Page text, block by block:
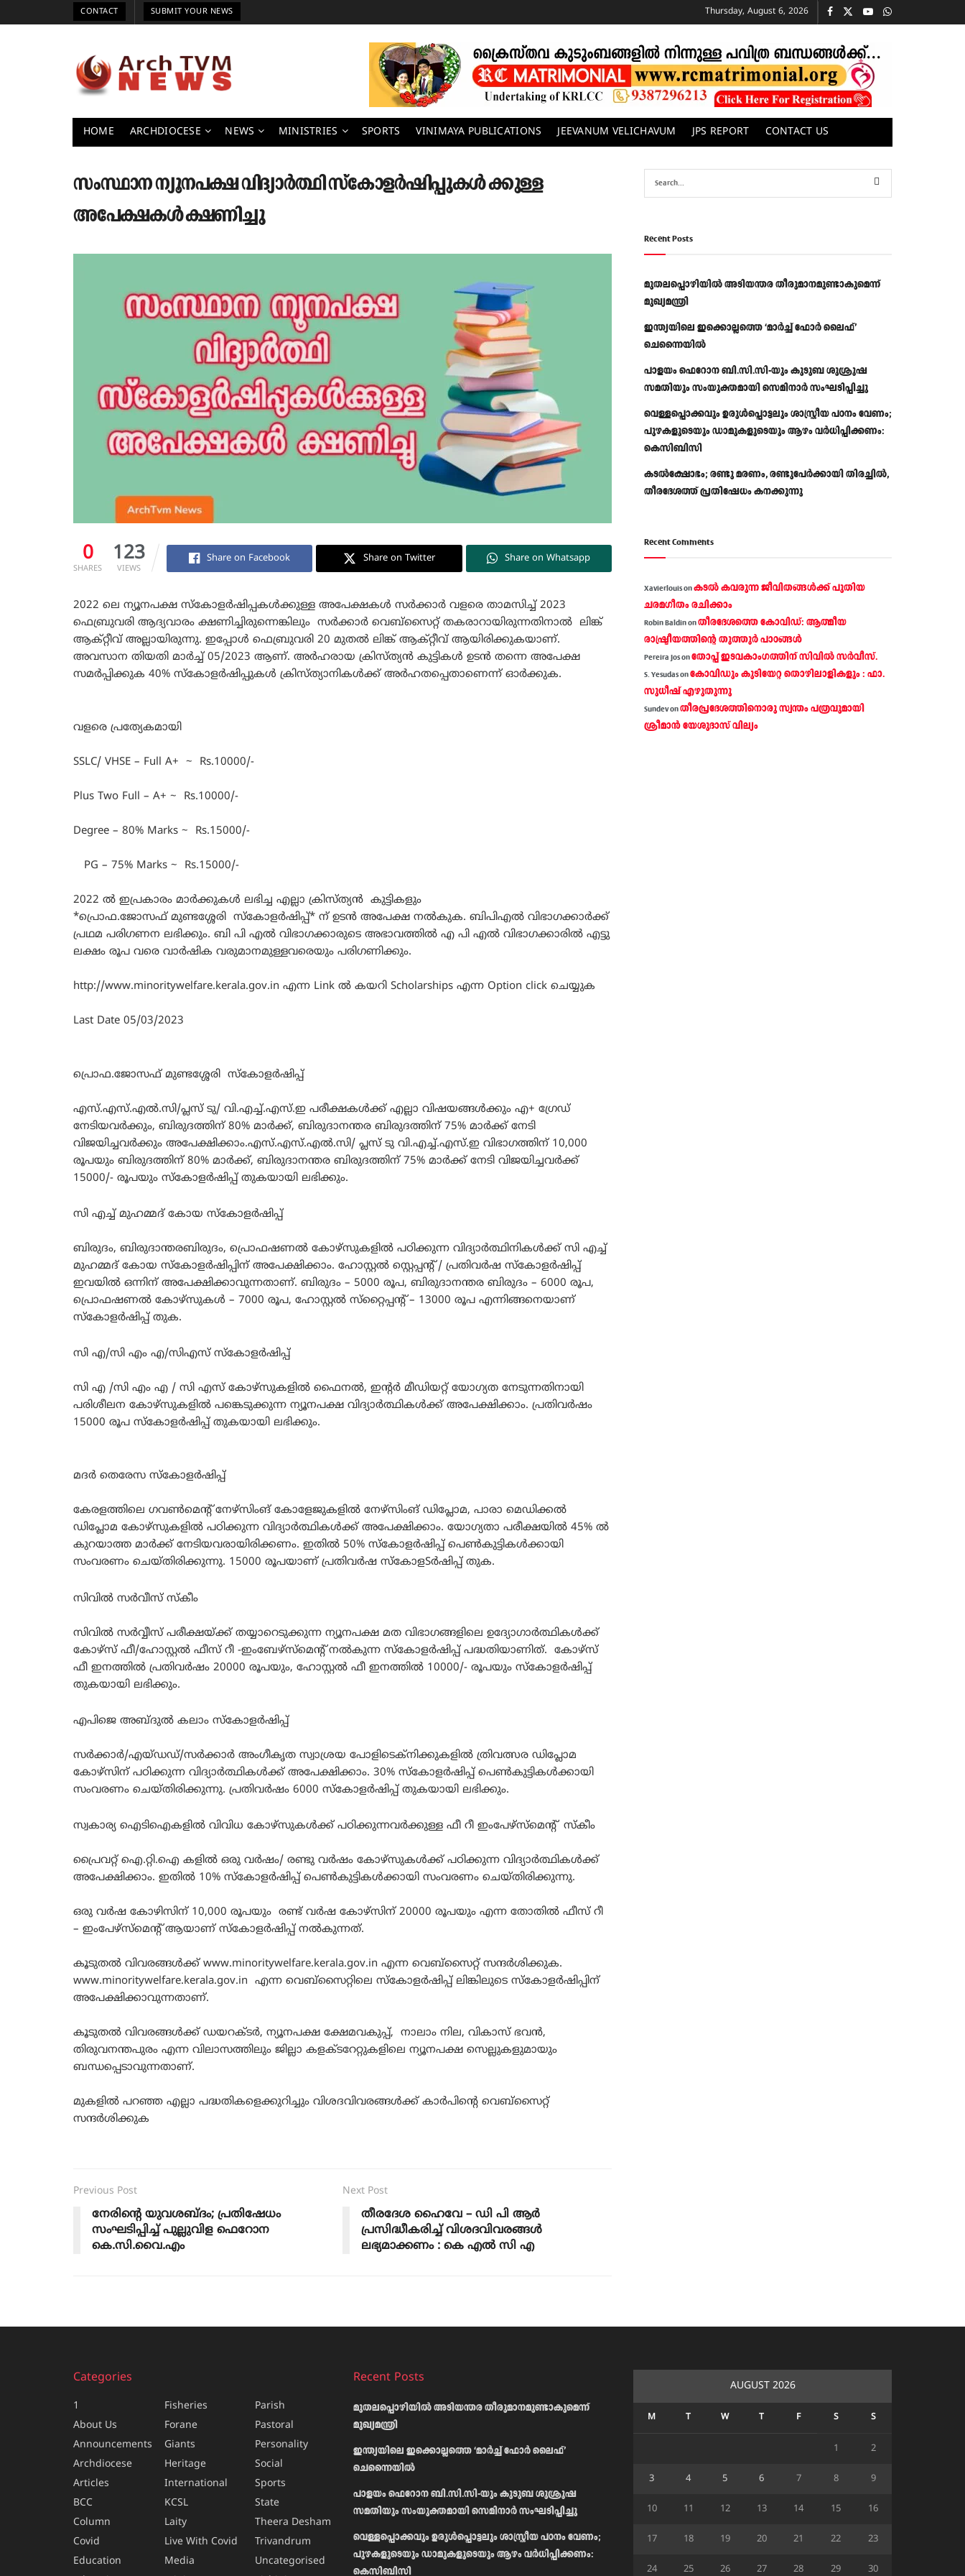
CONTACT SUBMIT YOUR NEWS Thursday, August 6, 2026
HOME ARCHDIOCESE NEWS MINISTRIES SPORTS VINIMAYA PUBLICATIONS JEEVANUM VELICHAVUM JPS REPORT CONTACT US
സംസ്ഥാന ന്യൂനപക്ഷ വിദ്യാർത്ഥി സ്‌കോളർഷിപ്പുകൾ ക്കുള്ള
അപേക്ഷകൾ ക്ഷണിച്ചു
0
SHARES
123
VIEWS
Share on Facebook Share on Twitter Share on Whatsapp
2022 ലെ ന്യൂനപക്ഷ സ്കോളർഷിപ്പകൾക്കുള്ള അപേക്ഷകൾ സർക്കാർ വളരെ താമസിച്ച് 2023
ഫെബ്രുവരി ആദ്യവാരം ക്ഷണിച്ചിരുന്നെങ്കിലും സർക്കാർ വെബ്സൈറ്റ് തകരാറായിരുന്നതിനാൽ ലിങ്ക്
ആക്റ്റീവ് അല്ലായിരുന്നു. ഇപ്പോൾ ഫെബ്രുവരി 20 മുതൽ ലിങ്ക് ആക്റ്റീവ് ആയിരിക്കുകയാണ്.
അവസാന തിയതി മാർച്ച്‌ 05/2023 ആണ്. അർഹരായ ക്രിസ്ത്യൻ കുട്ടികൾ ഉടൻ തന്നെ അപേക്ഷ
സമർപ്പിക്കുക 40% സ്കോളർഷിപ്പുകൾ ക്രിസ്ത്യാനികൾക്ക് അർഹതപ്പെതാണെന്ന് ഓർക്കുക.
വളരെ പ്രത്യേകമായി
SSLC/ VHSE – Full A+ ~ Rs.10000/-
Plus Two Full – A+ ~ Rs.10000/-
Degree – 80% Marks ~ Rs.15000/-
PG – 75% Marks ~ Rs.15000/-
2022 ൽ ഇപ്രകാരം മാർക്കുകൾ ലഭിച്ച എല്ലാ ക്രിസ്ത്യൻ കുട്ടികളും
*പ്രൊഫ.ജോസഫ് മുണ്ടശ്ശേരി സ്‌കോളർഷിപ്പ്* ന് ഉടൻ അപേക്ഷ നൽകുക. ബിപിഎൽ വിഭാഗക്കാർക്ക്
പ്രഥമ പരിഗണന ലഭിക്കും. ബി പി എൽ വിഭാഗക്കാരുടെ അഭാവത്തിൽ എ പി എൽ വിഭാഗക്കാരിൽ എട്ടു
ലക്ഷം രൂപ വരെ വാർഷിക വരുമാനമുള്ളവരെയും പരിഗണിക്കും.
http://www.minoritywelfare.kerala.gov.in എന്ന Link ൽ കയറി Scholarships എന്ന Option click ചെയ്യുക
Last Date 05/03/2023
പ്രൊഫ.ജോസഫ് മുണ്ടശ്ശേരി സ്‌കോളർഷിപ്പ്
എസ്.എസ്.എൽ.സി/പ്ലസ് ടു/ വി.എച്ച്.എസ്.ഇ പരീക്ഷകൾക്ക് എല്ലാ വിഷയങ്ങൾക്കും എ+ ഗ്രേഡ്
നേടിയവർക്കും, ബിരുദത്തിന് 80% മാർക്ക്, ബിരുദാനന്തര ബിരുദത്തിന് 75% മാർക്ക് നേടി
വിജയിച്ചവർക്കും അപേക്ഷിക്കാം.എസ്.എസ്.എൽ.സി/ പ്ലസ് ടു വി.എച്ച്.എസ്.ഇ വിഭാഗത്തിന് 10,000
രൂപയും ബിരുദത്തിന് 80% മാർക്ക്, ബിരുദാനന്തര ബിരുദത്തിന് 75% മാർക്ക് നേടി വിജയിച്ചവർക്ക്
15000/- രൂപയും സ്‌കോളർഷിപ്പ് തുകയായി ലഭിക്കും.
സി എച്ച് മുഹമ്മദ് കോയ സ്‌കോളർഷിപ്പ്
ബിരുദം, ബിരുദാന്തരബിരുദം, പ്രൊഫഷണൽ കോഴ്‌സുകളിൽ പഠിക്കുന്ന വിദ്യാർത്ഥിനികൾക്ക് സി എച്ച്
മുഹമ്മദ് കോയ സ്‌കോളർഷിപ്പിന് അപേക്ഷിക്കാം. ഹോസ്റ്റൽ സ്റ്റെപ്പന്റ് / പ്രതിവർഷ സ്‌കോളർഷിപ്പ്
ഇവയിൽ ഒന്നിന് അപേക്ഷിക്കാവുന്നതാണ്. ബിരുദം – 5000 രൂപ, ബിരുദാനന്തര ബിരുദം – 6000 രൂപ,
പ്രൊഫഷണൽ കോഴ്‌സുകൾ – 7000 രൂപ, ഹോസ്റ്റൽ സ്‌റ്റൈപ്പന്റ് – 13000 രൂപ എന്നിങ്ങനെയാണ്
സ്‌കോളർഷിപ്പ് തുക.
സി എ/സി എം എ/സിഎസ് സ്‌കോളർഷിപ്പ്
സി എ /സി എം എ / സി എസ് കോഴ്‌സുകളിൽ ഫൈനൽ, ഇന്റർ മീഡിയറ്റ് യോഗ്യത നേടുന്നതിനായി
പരിശീലന കോഴ്‌സുകളിൽ പങ്കെടുക്കുന്ന ന്യൂനപക്ഷ വിദ്യാർത്ഥികൾക്ക് അപേക്ഷിക്കാം. പ്രതിവർഷം
15000 രൂപ സ്‌കോളർഷിപ്പ് തുകയായി ലഭിക്കും.
മദർ തെരേസ സ്‌കോളർഷിപ്പ്
കേരളത്തിലെ ഗവൺമെന്റ് നേഴ്‌സിംങ് കോളേജുകളിൽ നേഴ്‌സിംങ് ഡിപ്ലോമ, പാരാ മെഡിക്കൽ
ഡിപ്ലോമ കോഴ്‌സുകളിൽ പഠിക്കുന്ന വിദ്യാർത്ഥികൾക്ക് അപേക്ഷിക്കാം. യോഗ്യതാ പരീക്ഷയിൽ 45% ൽ
കുറയാത്ത മാർക്ക് നേടിയവരായിരിക്കണം. ഇതിൽ 50% സ്‌കോളർഷിപ്പ് പെൺകുട്ടികൾക്കായി
സംവരണം ചെയ്തിരിക്കുന്നു. 15000 രൂപയാണ് പ്രതിവർഷ സ്‌കോളSർഷിപ്പ് തുക.
സിവിൽ സർവീസ് സ്‌കീം
സിവിൽ സർവ്വീസ് പരീക്ഷയ്ക്ക് തയ്യാറെടുക്കുന്ന ന്യൂനപക്ഷ മത വിഭാഗങ്ങളിലെ ഉദ്യോഗാർത്ഥികൾക്ക്
കോഴ്‌സ് ഫീ/ഹോസ്റ്റൽ ഫീസ് റീ -ഇംബേഴ്‌സ്‌മെന്റ് നൽകുന്ന സ്‌കോളർഷിപ്പ് പദ്ധതിയാണിത്. കോഴ്‌സ്
ഫീ ഇനത്തിൽ പ്രതിവർഷം 20000 രൂപയും, ഹോസ്റ്റൽ ഫീ ഇനത്തിൽ 10000/- രൂപയും സ്‌കോളർഷിപ്പ്
തുകയായി ലഭിക്കും.
എപിജെ അബ്ദുൽ കലാം സ്‌കോളർഷിപ്പ്
സർക്കാർ/എയ്ഡഡ്/സർക്കാർ അംഗീകൃത സ്വാശ്രയ പോളിടെക്‌നിക്കുകളിൽ ത്രിവത്സര ഡിപ്ലോമ
കോഴ്‌സിന് പഠിക്കുന്ന വിദ്യാർത്ഥികൾക്ക് അപേക്ഷിക്കാം. 30% സ്‌കോളർഷിപ്പ് പെൺകുട്ടികൾക്കായി
സംവരണം ചെയ്തിരിക്കുന്നു. പ്രതിവർഷം 6000 സ്‌കോളർഷിപ്പ് തുകയായി ലഭിക്കും.
സ്വകാര്യ ഐടിഐകളിൽ വിവിധ കോഴ്‌സുകൾക്ക് പഠിക്കുന്നവർക്കുള്ള ഫീ റീ ഇംപേഴ്‌സ്‌മെന്റ് സ്‌കീം
പ്രൈവറ്റ് ഐ.റ്റി.ഐ കളിൽ ഒരു വർഷം/ രണ്ടു വർഷം കോഴ്‌സുകൾക്ക് പഠിക്കുന്ന വിദ്യാർത്ഥികൾക്ക്
അപേക്ഷിക്കാം. ഇതിൽ 10% സ്‌കോളർഷിപ്പ് പെൺകുട്ടികൾക്കായി സംവരണം ചെയ്തിരിക്കുന്നു.
ഒരു വർഷ കോഴിസിന് 10,000 രൂപയും രണ്ട് വർഷ കോഴ്‌സിന് 20000 രൂപയും എന്ന തോതിൽ ഫീസ് റീ
– ഇംപേഴ്‌സ്‌മെന്റ് ആയാണ് സ്‌കോളർഷിപ്പ് നൽകുന്നത്.
കൂടുതൽ വിവരങ്ങൾക്ക് www.minoritywelfare.kerala.gov.in എന്ന വെബ്‌സൈറ്റ് സന്ദർശിക്കുക.
www.minoritywelfare.kerala.gov.in എന്ന വെബ്‌സൈറ്റിലെ സ്‌കോളർഷിപ്പ് ലിങ്കിലുടെ സ്‌കോളർഷിപ്പിന്
അപേക്ഷിക്കാവുന്നതാണ്.
കൂടുതൽ വിവരങ്ങൾക്ക് ഡയറക്ടർ, ന്യൂനപക്ഷ ക്ഷേമവകുപ്പ്, നാലാം നില, വികാസ് ഭവൻ,
തിരുവനന്തപുരം എന്ന വിലാസത്തിലും ജില്ലാ കളക്ടറേറ്റുകളിലെ ന്യൂനപക്ഷ സെല്ലുകളുമായും
ബന്ധപ്പെടാവുന്നതാണ്.
മുകളിൽ പറഞ്ഞ എല്ലാ പദ്ധതികളെക്കുറിച്ചും വിശദവിവരങ്ങൾക്ക് കാർപിൻ്റെ വെബ്സൈറ്റ്
സന്ദർശിക്കുക
Previous Post
നേരിന്റെ യുവശബ്ദം; പ്രതിഷേധം
സംഘടിപ്പിച്ച് പുല്ലുവിള ഫെറോന
കെ.സി.വൈ.എം
Next Post
തീരദേശ ഹൈവേ – ഡി പി ആർ
പ്രസിദ്ധീകരിച്ച് വിശദവിവരങ്ങൾ
ലഭ്യമാക്കണം : കെ എൽ സി എ
Recent Posts
മുതലപ്പൊഴിയിൽ അടിയന്തര തീരുമാനമുണ്ടാകുമെന്ന്
മുഖ്യമന്ത്രി
ഇന്ത്യയിലെ ഇക്കൊല്ലത്തെ ‘മാർച്ച് ഫോർ ലൈഫ്’
ചെന്നൈയിൽ
പാളയം ഫെറോന ബി.സി.സി-യും കുടുബ ശുശ്രൂഷ
സമതിയും സംയുക്തമായി സെമിനാർ സംഘടിപ്പിച്ചു
വെള്ളപ്പൊക്കവും ഉരുള്‍പ്പൊട്ടലും ശാസ്ത്രീയ പഠനം വേണം;
പുഴകളുടെയും ഡാമുകളുടെയും ആഴം വര്‍ധിപ്പിക്കണം:
കെസിബിസി
കടൽക്ഷോഭം; രണ്ടു മരണം, രണ്ടുപേർക്കായി തിരച്ചിൽ,
തീരദേശത്ത് പ്രതിഷേധം കനക്കുന്നു
Recent Comments
Xavierlouisonകടല്‍ കവരുന്ന ജീവിതങ്ങള്‍ക്ക് പുതിയ
ചരമഗീതം രചിക്കാം
Robin Baldinonതീരദേശത്തെ കോവിഡ്: ആത്മീയ
രാഷ്ട്രീയത്തിന്റെ തൂത്തൂര്‍ പാഠങ്ങൾ
Pereira Josonതോപ്പ് ഇടവകാംഗത്തിന് സിവിൽ സർവീസ്.
S. Yesudasonകോവിഡും കുടിയേറ്റ തൊഴിലാളികളും : ഫാ.
സുധീഷ് എഴുതുന്നു
Sundevonതീരപ്രദേശത്തിനൊരു സ്വന്തം പത്രവുമായി
ശ്രീമാന്‍ യേശുദാസ് വില്യം
Categories
1
About Us
Announcements
Archdiocese
Articles
BCC
Column
Covid
Education
Fisheries
Forane
Giants
Heritage
International
KCSL
Laity
Live With Covid
Media
Parish
Pastoral
Personality
Social
Sports
State
Theera Desham
Trivandrum
Uncategorised
Recent Posts
മുതലപ്പൊഴിയിൽ അടിയന്തര തീരുമാനമുണ്ടാകുമെന്ന്
മുഖ്യമന്ത്രി
ഇന്ത്യയിലെ ഇക്കൊല്ലത്തെ ‘മാർച്ച് ഫോർ ലൈഫ്’
ചെന്നൈയിൽ
പാളയം ഫെറോന ബി.സി.സി-യും കുടുബ ശുശ്രൂഷ
സമതിയും സംയുക്തമായി സെമിനാർ സംഘടിപ്പിച്ചു
വെള്ളപ്പൊക്കവും ഉരുള്‍പ്പൊട്ടലും ശാസ്ത്രീയ പഠനം വേണം;
പുഴകളുടെയും ഡാമുകളുടെയും ആഴം വര്‍ധിപ്പിക്കണം:
കെസിബിസി
AUGUST 2026
M T W T F S S
1 2
3 4 5 6 7 8 9
10 11 12 13 14 15 16
17 18 19 20 21 22 23
24 25 26 27 28 29 30